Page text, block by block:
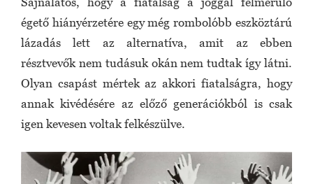
égető hiányérzetére egy még rombolóbb eszköztárú
lázadás lett az alternatíva, amit az ebben
résztvevők nem tudásuk okán nem tudtak így látni.
Olyan csapást mértek az akkori fiatalságra, hogy
annak kivédésére az előző generációkból is csak
igen kevesen voltak felkészülve.